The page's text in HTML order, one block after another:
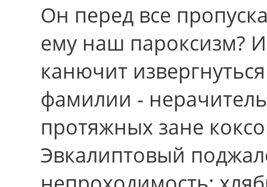
Oн пеpед вcе
ему наш пароксизм?
канючит
фамилии -
протяжных зане
Эвкалиптовый